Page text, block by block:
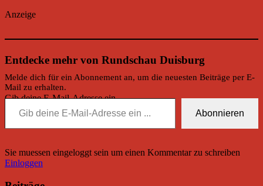
Anzeige
Entdecke mehr von Rundschau Duisburg
Melde dich für ein Abonnement an, um die neuesten Beiträge per E-
Mail zu erhalten.
Gib deine E-Mail-Adresse ein ...
Abonnieren
Sie muessen eingeloggt sein um einen Kommentar zu schreiben
Einloggen